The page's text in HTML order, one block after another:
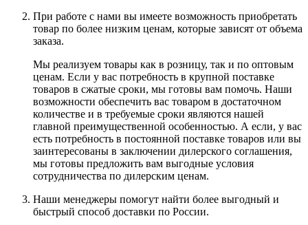
При работе с нами вы имеете возможность приобретать
товар по более низким ценам, которые зависят от объема
заказа.
Мы реализуем товары как в розницу, так и по оптовым
ценам. Если у вас потребность в крупной поставке
товаров в сжатые сроки, мы готовы вам помочь. Наши
возможности обеспечить вас товаром в достаточном
количестве и в требуемые сроки являются нашей
главной преимущественной особенностью. А если, у вас
есть потребность в постоянной поставке товаров или вы
заинтересованы в заключении дилерского соглашения,
мы готовы предложить вам выгодные условия
сотрудничества по дилерским ценам.
Наши менеджеры помогут найти более выгодный и
быстрый способ доставки по России.